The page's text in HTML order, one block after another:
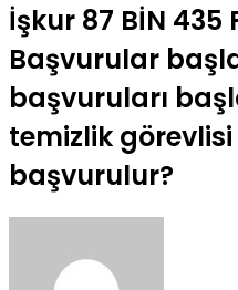
İşkur 87 BİN
Başvurular
başvuruları
temizlik görevlisi
başvurulur?